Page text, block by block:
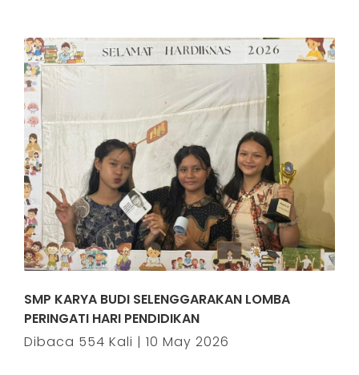
SMP KARYA BUDI SELENGGARAKAN LOMBA
PERINGATI HARI PENDIDIKAN
Dibaca 554 Kali | 10 May 2026